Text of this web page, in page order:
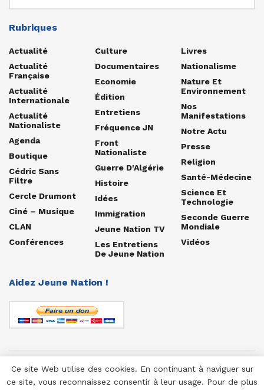
Rubriques
Actualité
Actualité
Française
Actualité
Internationale
Actualité
Nationaliste
Agenda
Boutique
Cédric Sans
Filtre
Cercle Drumont
Ciné – Musique
CLAN
Conférences
Culture
Documentaires
Economie
Édition
Entretiens
Fréquence JN
Front
Nationaliste
Guerre D'Algérie
Histoire
Idées
Immigration
Jeune Nation TV
Les Entretiens
De Jeune Nation
Livres
Nationalisme
Nature Et
Environnement
Nos
Manifestations
Notre Actu
Presse
Religion
Santé-Médecine
Science Et
Technologie
Seconde Guerre
Mondiale
Vidéos
Aidez Jeune Nation !
© 1958-2025 Jeune Nation
Ce site Web utilise des cookies. En continuant à naviguer sur
ce site, vous reconnaissez consentir à leur usage. Pour de plus